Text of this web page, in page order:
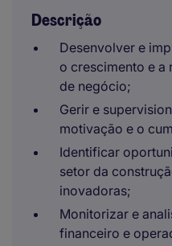
Descrição
Desenvolver e
o crescimento e a
de negócio;
Gerir e
motivação e o
Identificar
setor da
inovadoras;
Monitorizar e
financeiro e